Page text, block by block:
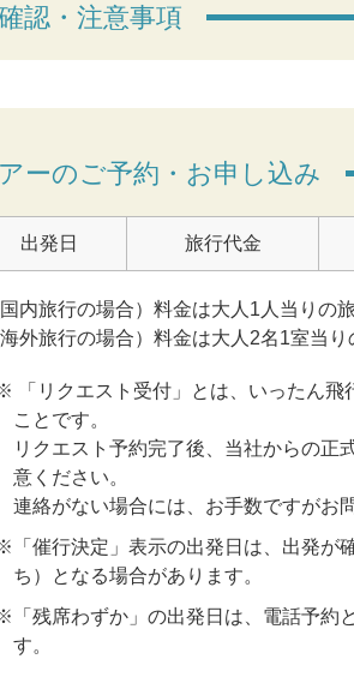
認・注意事項
ーのご予約・お申し込み
出発日 旅行代金
内旅行の場合）料金は大人1人当りの
外旅行の場合）料金は大人2名1室当り
「リクエスト受付」とは、いったん飛
ことです。
リクエスト予約完了後、当社からの正
意ください。
連絡がない場合には、お手数ですがお
「催行決定」表示の出発日は、出発が
ち）となる場合があります。
「残席わずか」の出発日は、電話予約
す。